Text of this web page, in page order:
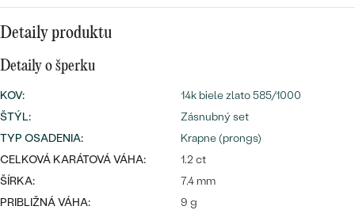
Najpredávanejšie
svadobné
obrúčky
DRAHOKAM
ZLATO
PLATINA
STRIEBRO
S DRAHOKAMAMI
S LAB GROWN DIAMANTMI
PODĽA ŠTÝLU
PERSONALIZOVANÉ
CENOVO DOSTUPNÉ
LUXUSNÉ
LUXUSNÉ
Detaily produktu
Detaily o šperku
KOV:
14k biele zlato 585/1000
ŠTÝL:
Zásnubný set
TYP OSADENIA:
Krapne (prongs)
CELKOVÁ KARÁTOVÁ VÁHA:
1.2 ct
ŠÍRKA:
7.4 mm
PRIBLIŽNÁ VÁHA:
9 g